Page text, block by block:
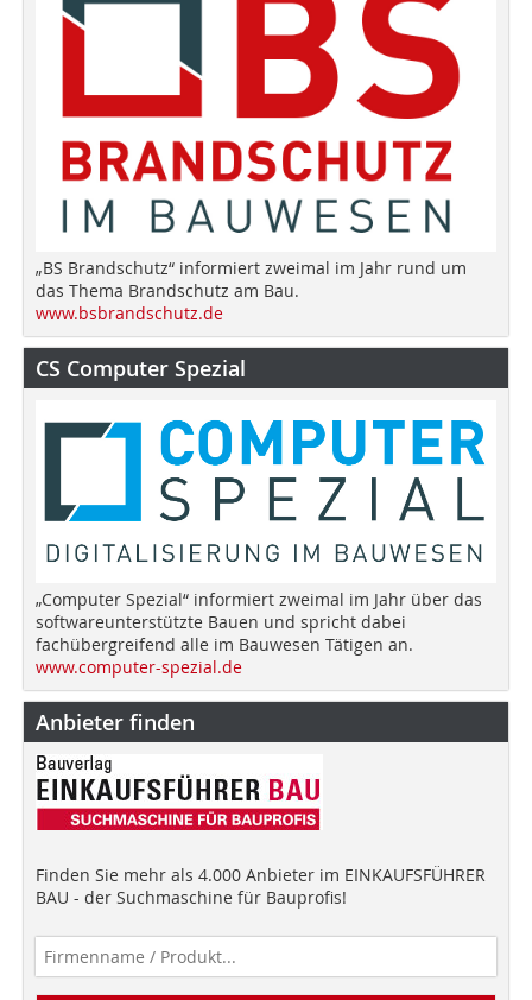
„BS Brandschutz“ informiert zweimal im Jahr rund um
das Thema Brandschutz am Bau.
www.bsbrandschutz.de
CS Computer Spezial
„Computer Spezial“ informiert zweimal im Jahr über das
softwareunterstützte Bauen und spricht dabei
fachübergreifend alle im Bauwesen Tätigen an.
www.computer-spezial.de
Anbieter finden
Finden Sie mehr als 4.000 Anbieter im EINKAUFSFÜHRER
BAU - der Suchmaschine für Bauprofis!